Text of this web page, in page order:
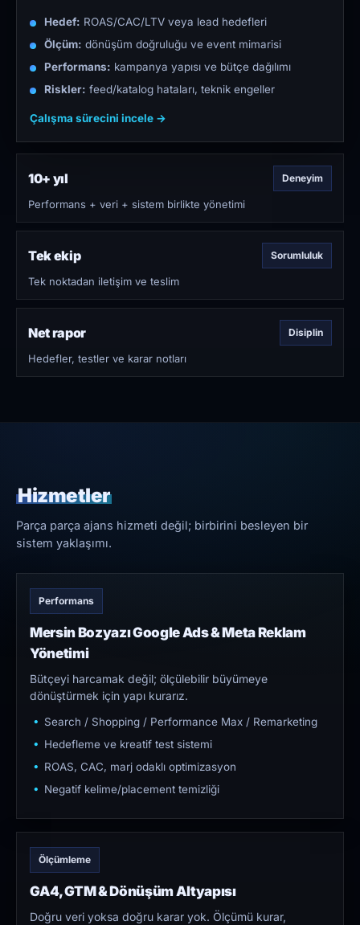
Hedef: ROAS/CAC/LTV veya lead hedefleri
Ölçüm: dönüşüm doğruluğu ve event mimarisi
Performans: kampanya yapısı ve bütçe dağılımı
Riskler: feed/katalog hataları, teknik engeller
Çalışma sürecini incele →
10+ yıl Deneyim
Performans + veri + sistem birlikte yönetimi
Tek ekip Sorumluluk
Tek noktadan iletişim ve teslim
Net rapor Disiplin
Hedefler, testler ve karar notları
Hizmetler
Parça parça ajans hizmeti değil; birbirini besleyen bir
sistem yaklaşımı.
Performans
Mersin Bozyazı Google Ads & Meta Reklam
Yönetimi
Bütçeyi harcamak değil; ölçülebilir büyümeye
dönüştürmek için yapı kurarız.
Search / Shopping / Performance Max / Remarketing
Hedefleme ve kreatif test sistemi
ROAS, CAC, marj odaklı optimizasyon
Negatif kelime/placement temizliği
Ölçümleme
GA4, GTM & Dönüşüm Altyapısı
Doğru veri yoksa doğru karar yok. Ölçümü kurar,